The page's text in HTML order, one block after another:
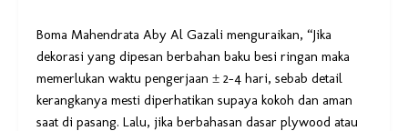
Boma Mahendrata Aby Al Gazali menguraikan, “Jika
dekorasi yang dipesan berbahan baku besi ringan maka
memerlukan waktu pengerjaan ± 2-4 hari, sebab detail
kerangkanya mesti diperhatikan supaya kokoh dan aman
saat di pasang. Lalu, jika berbahasan dasar plywood atau